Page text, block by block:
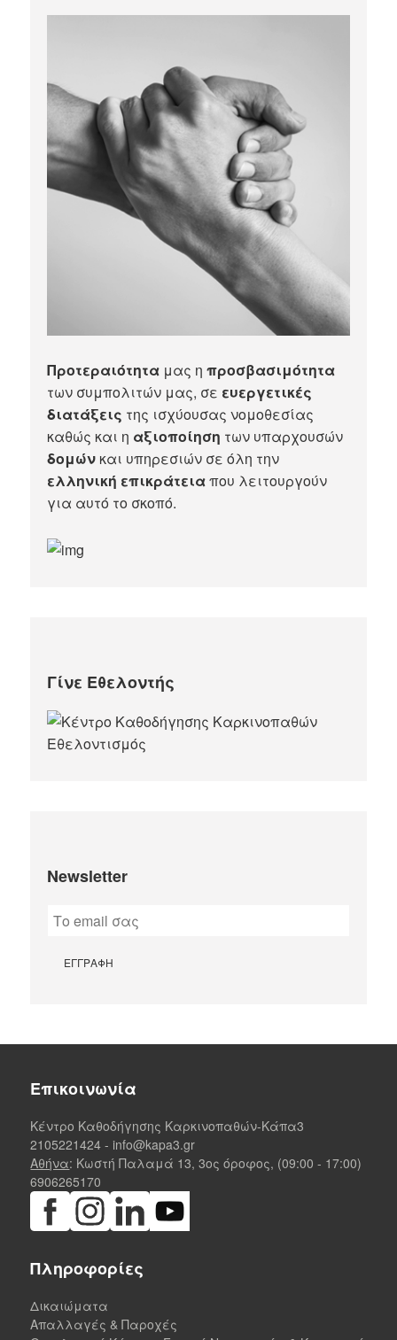
Προτεραιότητα μας ηπροσβασιμότητα
των συμπολιτών μας, σε ευεργετικές
διατάξεις της ισχύουσας νομοθεσίας
καθώς και η αξιοποίηση των υπαρχουσών
δομών και υπηρεσιών σε όλη την
ελληνική επικράτειαπου λειτουργούν
για αυτό το σκοπό.​
Γίνε Εθελοντής
Newsletter
Επικοινωνία
Κέντρο Καθοδήγησης Καρκινοπαθών-Κάπα3
2105221424 - info@kapa3.gr
Αθήνα: Κωστή Παλαμά 13, 3ος όροφος, (09:00 - 17:00)
6906265170
Πληροφορίες
Δικαιώματα
Απαλλαγές & Παροχές